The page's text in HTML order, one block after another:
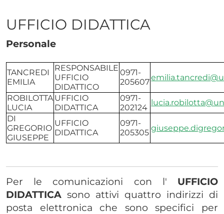
UFFICIO DIDATTICA
Personale
TANCREDI
EMILIA
RESPONSABILE
UFFICIO
DIDATTICO
0971-
205607
ROBILOTTA
LUCIA
UFFICIO
DIDATTICA
0971-
202124
DI
GREGORIO
GIUSEPPE
UFFICIO
DIDATTICA
0971-
205305
Per le comunicazioni con l' UFFICIO
DIDATTICA sono attivi quattro indirizzi di
posta elettronica che sono specifici per